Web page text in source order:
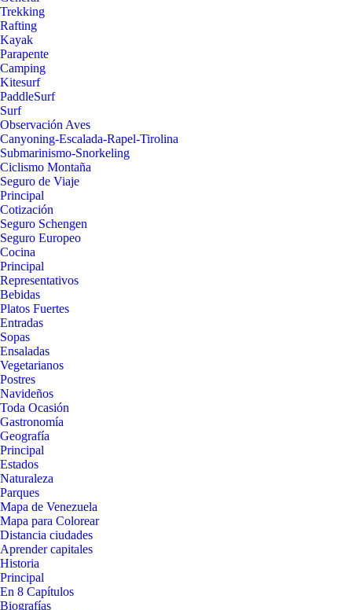
Trekking
Rafting
Kayak
Parapente
Camping
Kitesurf
PaddleSurf
Surf
Observación Aves
Canyoning-Escalada-Rapel-Tirolina
Submarinismo-Snorkeling
Ciclismo Montaña
Seguro de Viaje
Principal
Cotización
Seguro Schengen
Seguro Europeo
Cocina
Principal
Representativos
Bebidas
Platos Fuertes
Entradas
Sopas
Ensaladas
Vegetarianos
Postres
Navideños
Toda Ocasión
Gastronomía
Geografía
Principal
Estados
Naturaleza
Parques
Mapa de Venezuela
Mapa para Colorear
Distancia ciudades
Aprender capitales
Historia
Principal
En 8 Capítulos
Biografías